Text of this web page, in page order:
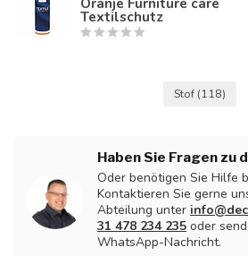
Textilschutz
Stof (118)
Haben Sie Fragen zu
Oder benötigen Sie Hilfe
Kontaktieren Sie gerne
Abteilung unter
31 478 234 235 oder
WhatsApp-Nachricht.